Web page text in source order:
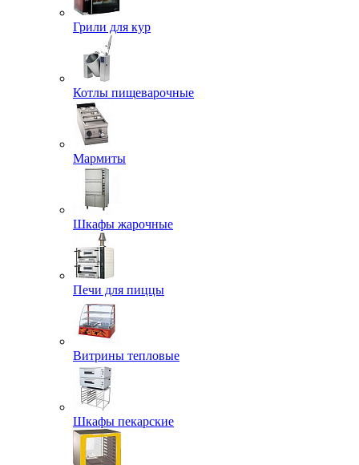
Грили для кур
Котлы пищеварочные
Мармиты
Шкафы жарочные
Печи для пиццы
Витрины тепловые
Шкафы пекарские